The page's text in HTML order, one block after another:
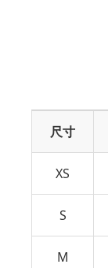
尺寸
XS
S
M